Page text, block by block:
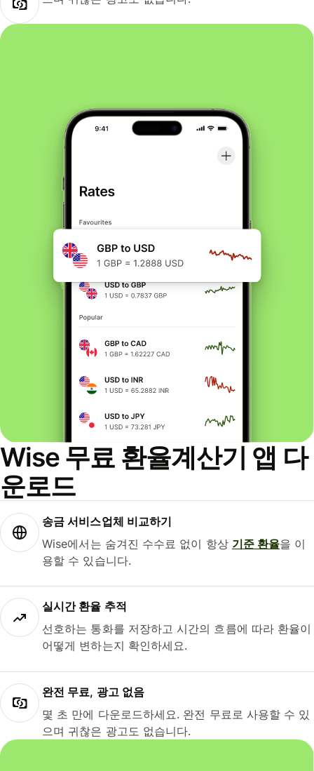
Wise 무료 환율계산기 앱 다
운로드
송금 서비스업체 비교하기
Wise에서는 숨겨진 수수료 없이 항상 기준 환율을 이
용할 수 있습니다.
실시간 환율 추적
선호하는 통화를 저장하고 시간의 흐름에 따라 환율이
어떻게 변하는지 확인하세요.
완전 무료, 광고 없음
몇 초 만에 다운로드하세요. 완전 무료로 사용할 수 있
으며 귀찮은 광고도 없습니다.